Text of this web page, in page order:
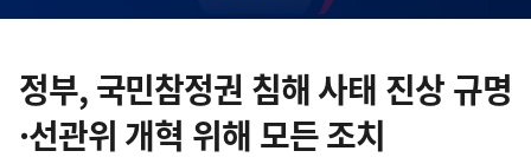
텐
츠
영
정부, 국민참정권 침해 사태 진상 규명
·선관위 개혁 위해 모든 조치